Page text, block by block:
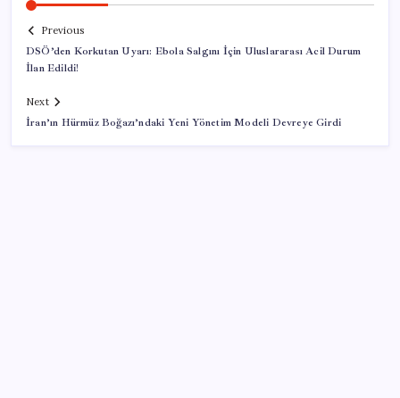
Previous
DSÖ’den Korkutan Uyarı: Ebola Salgını İçin Uluslararası Acil Durum
İlan Edildi!
Next
İran’ın Hürmüz Boğazı’ndaki Yeni Yönetim Modeli Devreye Girdi